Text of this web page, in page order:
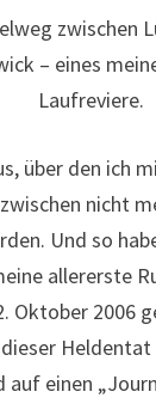
zwischen
– eines
Laufreviere.
über den ich
nicht
Und so
allererste
Oktober 2006
auf einen